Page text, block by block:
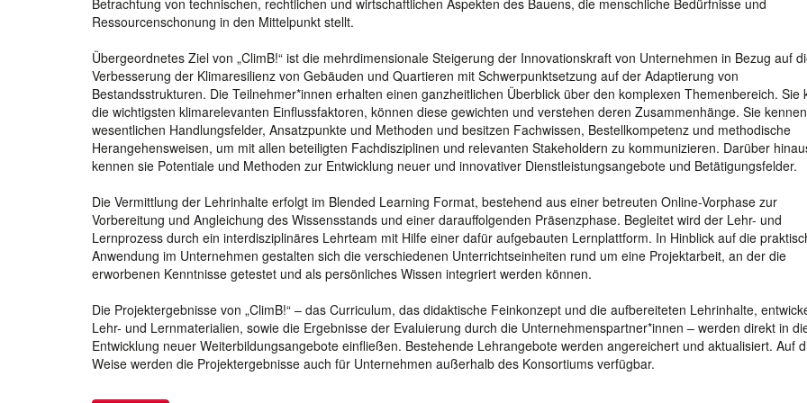
Ressourcenschonung in den Mittelpunkt stellt.
Übergeordnetes Ziel von „ClimB!“ ist die mehrdimensionale Steigerung der Innovationskraft von Unternehmen in Bezug auf
Verbesserung der Klimaresilienz von Gebäuden und Quartieren mit Schwerpunktsetzung auf der Adaptierung von
Bestandsstrukturen. Die Teilnehmer*innen erhalten einen ganzheitlichen Überblick über den komplexen Themenbereich. Sie
die wichtigsten klimarelevanten Einflussfaktoren, können diese gewichten und verstehen deren Zusammenhänge. Sie
wesentlichen Handlungsfelder, Ansatzpunkte und Methoden und besitzen Fachwissen, Bestellkompetenz und methodische
Herangehensweisen, um mit allen beteiligten Fachdisziplinen und relevanten Stakeholdern zu kommunizieren. Darüber
kennen sie Potentiale und Methoden zur Entwicklung neuer und innovativer Dienstleistungsangebote und Betätigungsfelder.
Die Vermittlung der Lehrinhalte erfolgt im Blended Learning Format, bestehend aus einer betreuten Online-Vorphase zur
Vorbereitung und Angleichung des Wissensstands und einer darauffolgenden Präsenzphase. Begleitet wird der Lehr- und
Lernprozess durch ein interdisziplinäres Lehrteam mit Hilfe einer dafür aufgebauten Lernplattform. In Hinblick auf die
Anwendung im Unternehmen gestalten sich die verschiedenen Unterrichtseinheiten rund um eine Projektarbeit, an der die
erworbenen Kenntnisse getestet und als persönliches Wissen integriert werden können.
Die Projektergebnisse von „ClimB!“ – das Curriculum, das didaktische Feinkonzept und die aufbereiteten Lehrinhalte,
Lehr- und Lernmaterialien, sowie die Ergebnisse der Evaluierung durch die Unternehmenspartner*innen – werden direkt in
Entwicklung neuer Weiterbildungsangebote einfließen. Bestehende Lehrangebote werden angereichert und aktualisiert. Auf
Weise werden die Projektergebnisse auch für Unternehmen außerhalb des Konsortiums verfügbar.